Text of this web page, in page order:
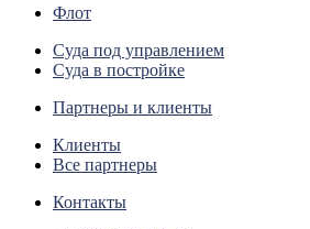
Флот
Суда под управлением
Суда в постройке
Партнеры и клиенты
Клиенты
Все партнеры
Контакты